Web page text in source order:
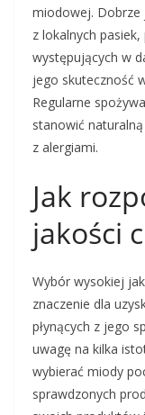
miodowej. Dobrze
z lokalnych
występujących w
jego skuteczność
Regularne
stanowić
z alergiami.
Jak
jakości
Wybór wysokiej
znaczenie dla
płynących z jego
uwagę na kilka
wybierać miody
sprawdzonych